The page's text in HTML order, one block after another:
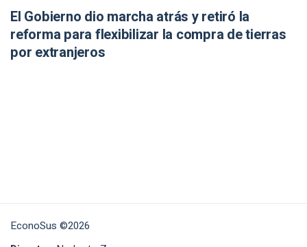
El Gobierno dio marcha atrás y retiró la
reforma para flexibilizar la compra de tierras
por extranjeros
EconoSus ©2026